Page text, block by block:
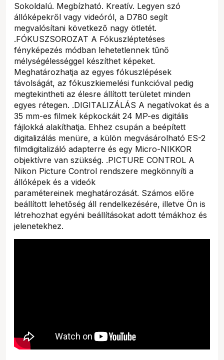
Sokoldalú. Megbízható. Kreatív. Legyen szó
állóképekről vagy videóról, a D780 segít
megvalósítani következő nagy ötletét.
.FÓKUSZSOROZAT A Fókuszléptetéses
fényképezés módban lehetetlennek tűnő
mélységélességgel készíthet képeket.
Meghatározhatja az egyes fókuszlépések
távolságát, az fókuszkiemelési funkcióval pedig
megtekintheti az élesre állított területet minden
egyes rétegen. .DIGITALIZÁLÁS A negatívokat és a
35 mm-es filmek képkockáit 24 MP-es digitális
fájlokká alakíthatja. Ehhez csupán a beépített
digitalizálás menüre, a külön megvásárolható ES-2
filmdigitalizáló adapterre és egy Micro-NIKKOR
objektívre van szükség. .PICTURE CONTROL A
Nikon Picture Control rendszere megkönnyíti a
állóképek és a videók
paramétereinek meghatározását. Számos előre
beállított lehetőség áll rendelkezésére, illetve Ön is
létrehozhat egyéni beállításokat adott témákhoz és
jelenetekhez.